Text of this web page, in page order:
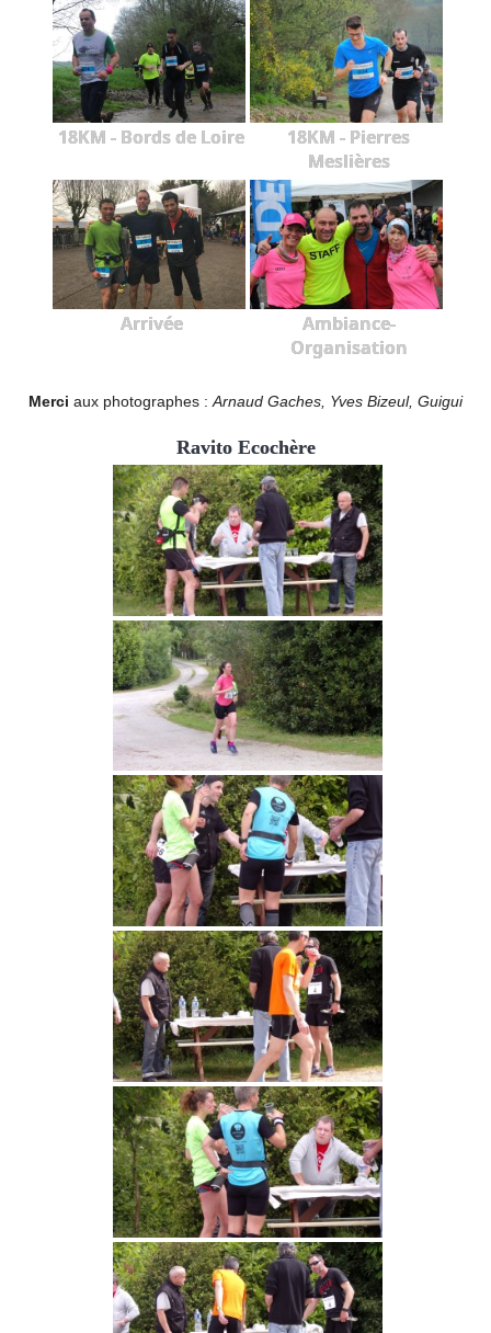
18KM - Bords de Loire
18KM - Pierres
Meslières
Arrivée
Ambiance-
Organisation
Merci aux photographes : Arnaud Gaches, Yves Bizeul, Guigui
Ravito Ecochère